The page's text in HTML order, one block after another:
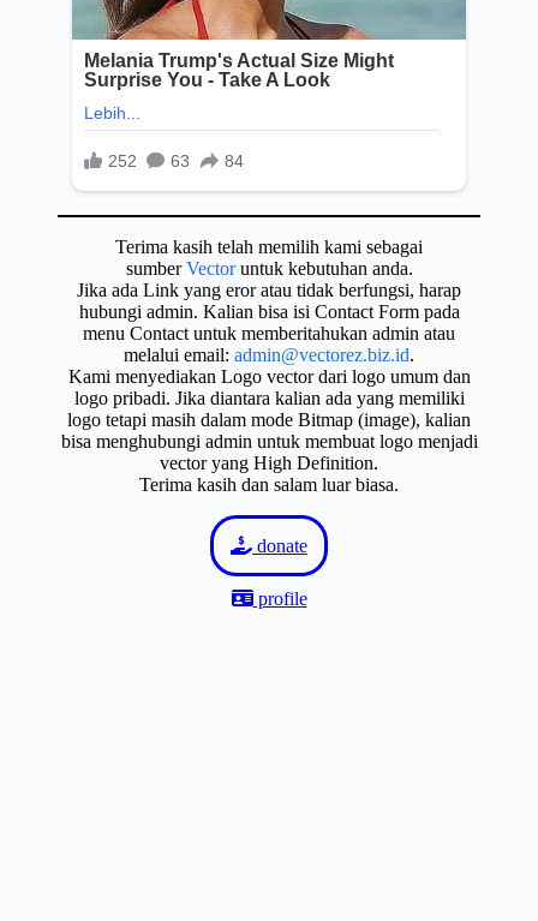
Terima kasih telah memilih kami sebagai
sumberVectoruntuk kebutuhan anda.
Jika ada Link yang eror atau tidak berfungsi, harap
hubungi admin. Kalian bisa isi Contact Form pada
menu Contact untuk memberitahukan admin atau
melalui email: admin@vectorez.biz.id.
Kami menyediakan Logo vector dari logo umum dan
logo pribadi. Jika diantara kalian ada yang memiliki
logo tetapi masih dalam mode Bitmap (image), kalian
bisa menghubungi admin untuk membuat logo menjadi
vector yang High Definition.
Terima kasih dan salam luar biasa.
donate
profile